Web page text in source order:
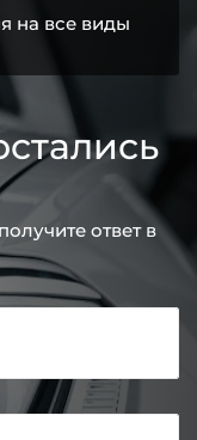
на все виды
ответ в